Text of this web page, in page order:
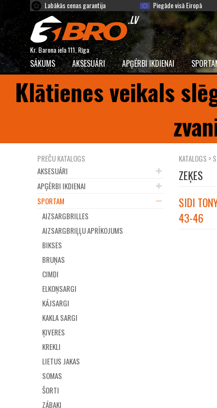
Labākās cenas garantija Piegāde visā Eiropā
Kr. Barona iela 111, Rīga
SĀKUMS AKSESUĀRI APĢĒRBI IKDIENAI
Klātienes veikals
PREČU KATALOGS
AKSESUĀRI
APĢĒRBI IKDIENAI
SPORTAM
AIZSARGBRILLES
AIZSARGBRIĻĻU APRĪKOJUMS
BIKSES
BRUŅAS
CIMDI
ELKOŅSARGI
KĀJSARGI
KAKLA SARGI
ĶIVERES
KREKLI
LIETUS JAKAS
SOMAS
ŠORTI
ZĀBAKI
KATALOGS >
ZEĶES
SIDI
43-46